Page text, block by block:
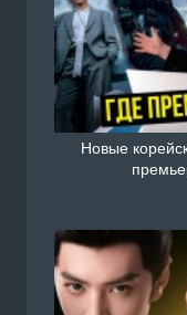
Новые